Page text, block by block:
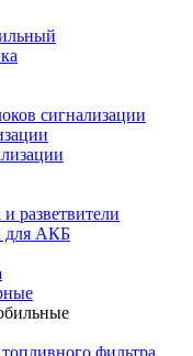
сигнализации
разветвители
для АКБ